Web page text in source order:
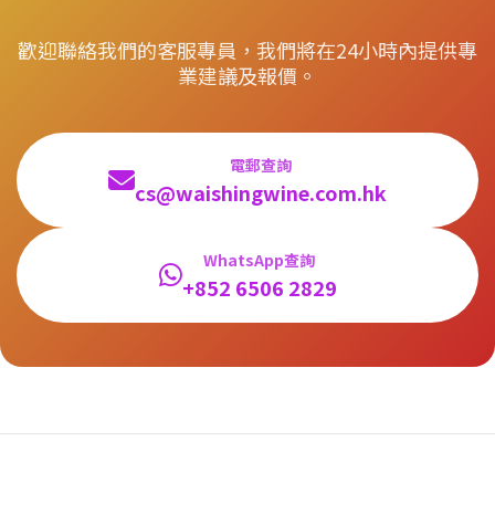
歡迎聯絡我們的客服專員，我們將在24小時內提供專
業建議及報價。
電郵查詢
cs@waishingwine.com.hk
WhatsApp查詢
+852 6506 2829